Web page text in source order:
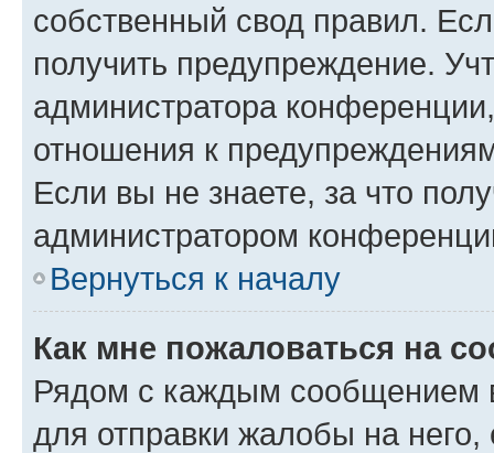
собственный свод правил.
получить предупреждение.
администратора
отношения к
Если вы не знаете, за что
администратором
Вернуться к началу
Как мне пожаловаться на
Рядом с каждым сообщением
для отправки жалобы на